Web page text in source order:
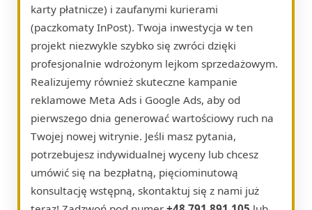
karty płatnicze) i zaufanymi kurierami
(paczkomaty InPost). Twoja inwestycja w ten
projekt niezwykle szybko się zwróci dzięki
profesjonalnie wdrożonym lejkom sprzedażowym.
Realizujemy również skuteczne kampanie
reklamowe Meta Ads i Google Ads, aby od
pierwszego dnia generować wartościowy ruch na
Twojej nowej witrynie. Jeśli masz pytania,
potrzebujesz indywidualnej wyceny lub chcesz
umówić się na bezpłatną, pięciominutową
konsultację wstępną, skontaktuj się z nami już